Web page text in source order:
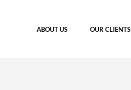
ABOUT US OUR CLIENTS